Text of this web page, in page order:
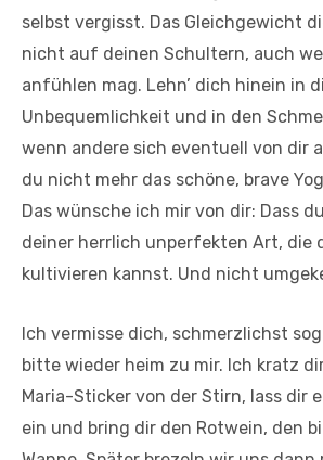
selbst vergisst. Das Gleichgewicht
nicht auf deinen Schultern, auch
anfühlen mag. Lehn’ dich hinein in
Unbequemlichkeit und in den
wenn andere sich eventuell von dir
du nicht mehr das schöne, brave
Das wünsche ich mir von dir: Dass
deiner herrlich unperfekten Art, die
kultivieren kannst. Und nicht
Ich vermisse dich, schmerzlichst
bitte wieder heim zu mir. Ich kratz
Maria-Sticker von der Stirn, lass dir
ein und bring dir den Rotwein, den